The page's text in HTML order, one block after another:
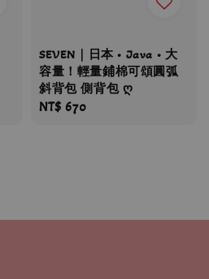
SEVEN｜日本 • Java • 大
容量！輕量鋪棉可頌圓弧
斜背包 側背包 ღ
Regular
NT$ 670